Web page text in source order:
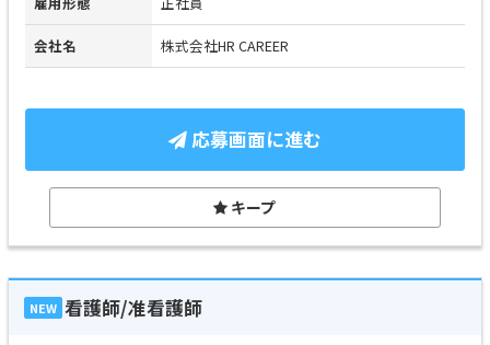
会社名 株式会社HR CAREER
応募画面に進む
キープ
NEW 看護師/准看護師